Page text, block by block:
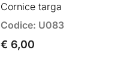
Cornice targa
Codice: U083
€ 6,00